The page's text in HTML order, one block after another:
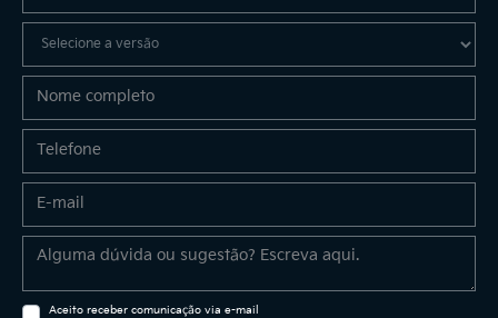
Aceito receber comunicação via e-mail